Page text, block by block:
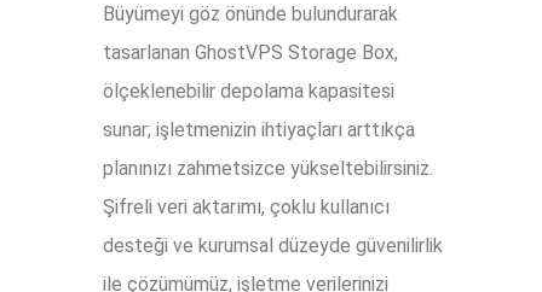
Büyümeyi göz önünde bulundurarak
tasarlanan GhostVPS Storage Box,
ölçeklenebilir depolama kapasitesi
sunar; işletmenizin ihtiyaçları arttıkça
planınızı zahmetsizce yükseltebilirsiniz.
Şifreli veri aktarımı, çoklu kullanıcı
desteği ve kurumsal düzeyde güvenilirlik
ile çözümümüz, işletme verilerinizi